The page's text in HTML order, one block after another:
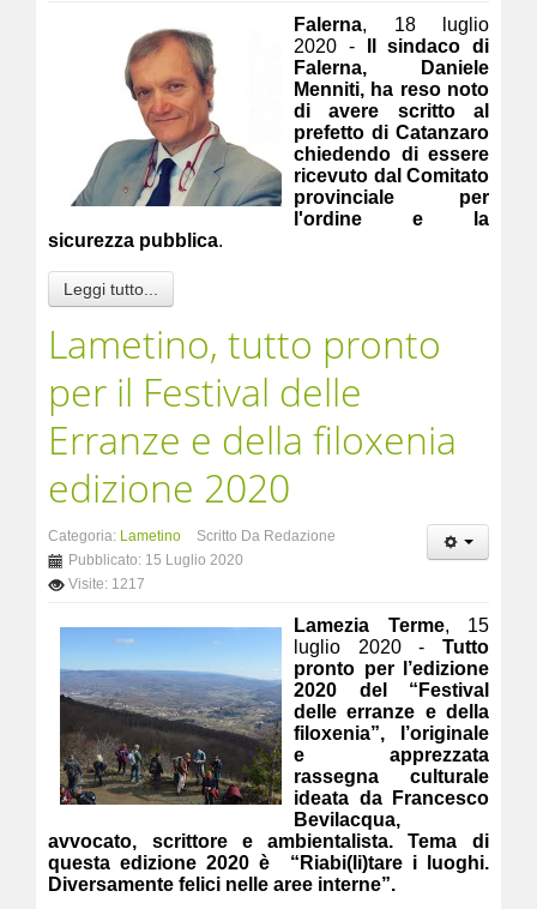
Falerna, 18 luglio
2020 -Il sindaco di
Falerna, Daniele
Menniti, ha reso noto
di avere scritto al
prefetto di Catanzaro
chiedendo di essere
ricevuto dal Comitato
provinciale per
l'ordine e la
sicurezza pubblica.
Leggi tutto...
Lametino, tutto pronto
per il Festival delle
Erranze e della filoxenia
edizione 2020
Categoria: Lametino
Scritto Da Redazione
Pubblicato: 15 Luglio 2020
Visite: 1217
Lamezia Terme, 15
luglio 2020 - Tutto
pronto per l’edizione
2020 del “Festival
delle erranze e della
filoxenia”, l’originale
e apprezzata
rassegna culturale
ideata da Francesco
Bevilacqua,
avvocato, scrittore e ambientalista. Tema di
questa edizione 2020 è “Riabi(li)tare i luoghi.
Diversamente felici nelle aree interne”.